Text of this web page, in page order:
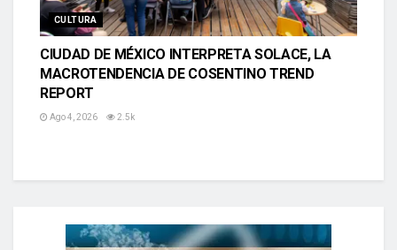
CULTURA
CIUDAD DE MÉXICO INTERPRETA SOLACE, LA
MACROTENDENCIA DE COSENTINO TREND
REPORT
Ago 4, 2026 2.5k